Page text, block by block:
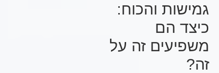
גמישות והכוח:
כיצד הם
משפיעים זה על
זה?